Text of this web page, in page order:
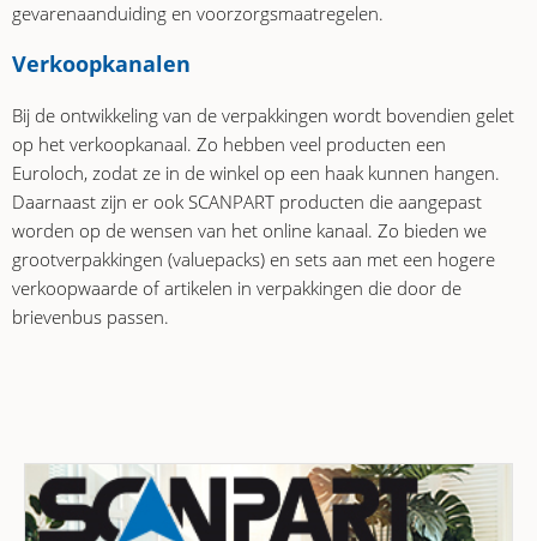
gevarenaanduiding en voorzorgsmaatregelen.
Verkoopkanalen
Bij de ontwikkeling van de verpakkingen wordt bovendien gelet
op het verkoopkanaal. Zo hebben veel producten een
Euroloch, zodat ze in de winkel op een haak kunnen hangen.
Daarnaast zijn er ook SCANPART producten die aangepast
worden op de wensen van het online kanaal. Zo bieden we
grootverpakkingen (valuepacks) en sets aan met een hogere
verkoopwaarde of artikelen in verpakkingen die door de
brievenbus passen.